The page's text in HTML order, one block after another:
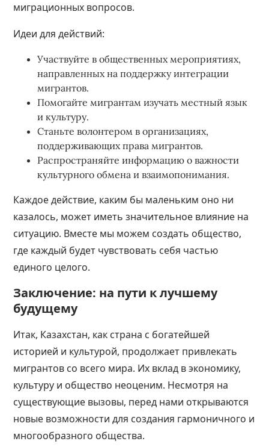
миграционных вопросов.
Идеи для действий:
Участвуйте в общественных мероприятиях,
направленных на поддержку интеграции
мигрантов.
Помогайте мигрантам изучать местный язык
и культуру.
Станьте волонтером в организациях,
поддерживающих права мигрантов.
Распространяйте информацию о важности
культурного обмена и взаимопонимания.
Каждое действие, каким бы маленьким оно ни
казалось, может иметь значительное влияние на
ситуацию. Вместе мы можем создать общество,
где каждый будет чувствовать себя частью
единого целого.
Заключение: на пути к лучшему
будущему
Итак, Казахстан, как страна с богатейшей
историей и культурой, продолжает привлекать
мигрантов со всего мира. Их вклад в экономику,
культуру и общество неоценим. Несмотря на
существующие вызовы, перед нами открываются
новые возможности для создания гармоничного и
многообразного общества.